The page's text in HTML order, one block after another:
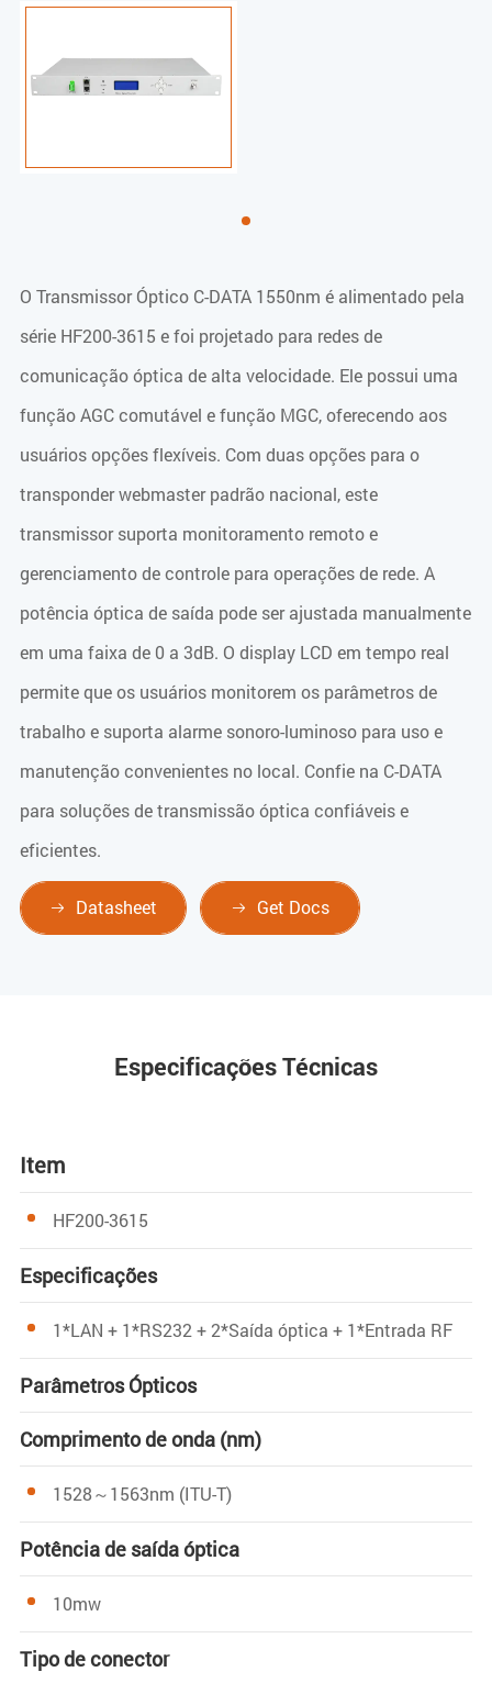
O Transmissor Óptico C-DATA 1550nm é alimentado pela
série HF200-3615 e foi projetado para redes de
comunicação óptica de alta velocidade. Ele possui uma
função AGC comutável e função MGC, oferecendo aos
usuários opções flexíveis. Com duas opções para o
transponder webmaster padrão nacional, este
transmissor suporta monitoramento remoto e
gerenciamento de controle para operações de rede. A
potência óptica de saída pode ser ajustada manualmente
em uma faixa de 0 a 3dB. O display LCD em tempo real
permite que os usuários monitorem os parâmetros de
trabalho e suporta alarme sonoro-luminoso para uso e
manutenção convenientes no local. Confie na C-DATA
para soluções de transmissão óptica confiáveis e
eficientes.
 Datasheet  Get Docs
Especificações Técnicas
Item
HF200-3615
Especificações
1*LAN + 1*RS232 + 2*Saída óptica + 1*Entrada RF
Parâmetros Ópticos
Comprimento de onda (nm)
1528～1563nm (ITU-T)
Potência de saída óptica
10mw
Tipo de conector